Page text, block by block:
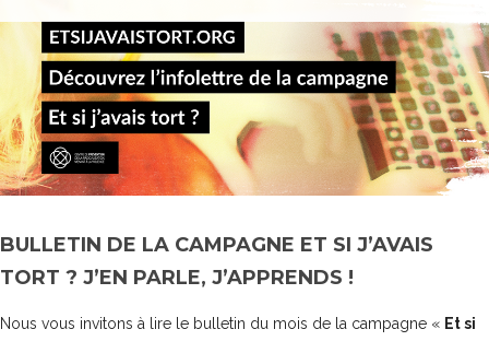
BULLETIN DE LA CAMPAGNE ET SI J’AVAIS
TORT ? J’EN PARLE, J’APPRENDS !
Nous vous invitons à lire le bulletin du mois de la campagne « Et si